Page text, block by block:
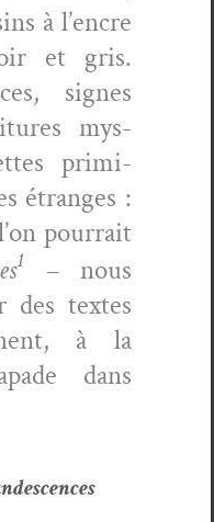
à l’encre
et gris.
signes
mys­
prim­i­
étranges :
pour­rait
1
– nous
des textes
à la
dans